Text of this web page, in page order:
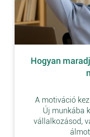
Hogyan
A motiváció
Új munkába
vállalkozásod,
álmot